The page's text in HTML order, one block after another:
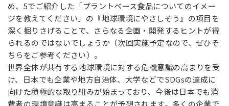
め、5でご紹介した「プラントベース食品についてのイメー
ジを教えてください」の『地球環境にやさしそう』の項目を
深く掘りさげることで、さらなる企画・開発するヒントが得
られるのではないでしょうか（次回実施予定なので、ぜひそ
ちらをご参考ください）。
世界全体が共有する地球環境に対する危機意識の高まりを受
け、日本でも企業や地方自治体、大学などでSDGsの達成に
向けた積極的な取り組みが始まっており、今後は日本でも消
費者の環境意識は高まることが予想されます。多くの企業で